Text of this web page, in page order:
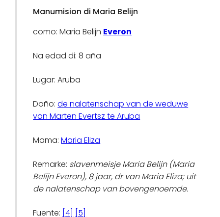
Manumision di Maria Belijn
como: Maria Belijn Everon
Na edad di: 8 aña
Lugar: Aruba
Doño:de nalatenschap van de weduwe
van Marten Evertsz te Aruba
Mama:Maria Eliza
Remarke: slavenmeisje Maria Belijn (Maria
Belijn Everon), 8 jaar, dr van Maria Eliza; uit
de nalatenschap van bovengenoemde.
Fuente: [4] [5]